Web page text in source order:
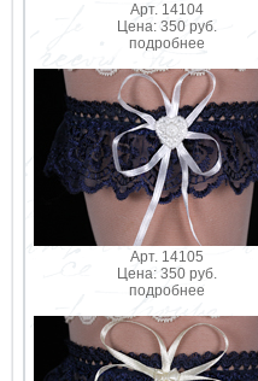
Арт. 14104
Цена: 350 руб.
подробнее
Арт. 14105
Цена: 350 руб.
подробнее